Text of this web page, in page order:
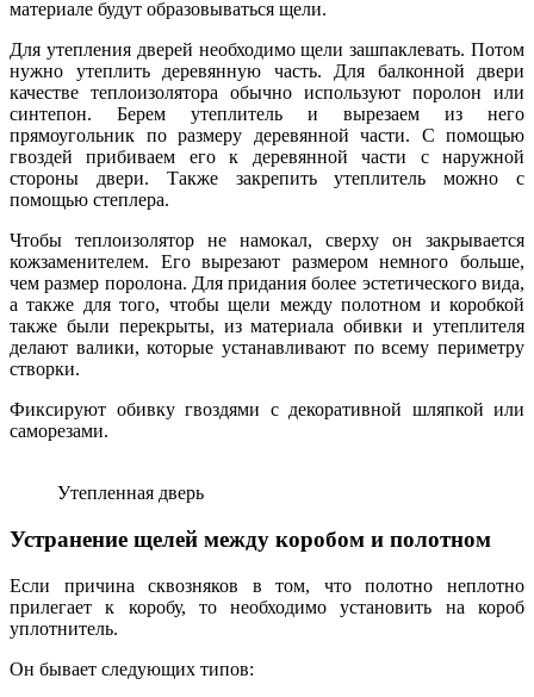
материале будут образовываться щели.
Для утепления дверей необходимо щели зашпаклевать. Потом
нужно утеплить деревянную часть. Для балконной двери
качестве теплоизолятора обычно используют поролон или
синтепон. Берем утеплитель и вырезаем из него
прямоугольник по размеру деревянной части. С помощью
гвоздей прибиваем его к деревянной части с наружной
стороны двери. Также закрепить утеплитель можно с
помощью степлера.
Чтобы теплоизолятор не намокал, сверху он закрывается
кожзаменителем. Его вырезают размером немного больше,
чем размер поролона. Для придания более эстетического вида,
а также для того, чтобы щели между полотном и коробкой
также были перекрыты, из материала обивки и утеплителя
делают валики, которые устанавливают по всему периметру
створки.
Фиксируют обивку гвоздями с декоративной шляпкой или
саморезами.
Утепленная дверь
Устранение щелей между коробом и полотном
Если причина сквозняков в том, что полотно неплотно
прилегает к коробу, то необходимо установить на короб
уплотнитель.
Он бывает следующих типов: